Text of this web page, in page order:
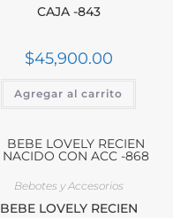
CAJA -843
$45,900.00
Agregar al carrito
Bebotes y Accesorios
BEBE LOVELY RECIEN